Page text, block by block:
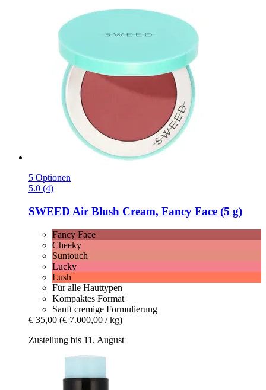
5 Optionen
5.0 (4)
SWEED Air Blush Cream, Fancy Face (5 g)
Fancy Face
Cheeky
Suntouch
Lucky
Lush
Für alle Hauttypen
Kompaktes Format
Sanft cremige Formulierung
€ 35,00 (€ 7.000,00 / kg)
Zustellung bis 11. August